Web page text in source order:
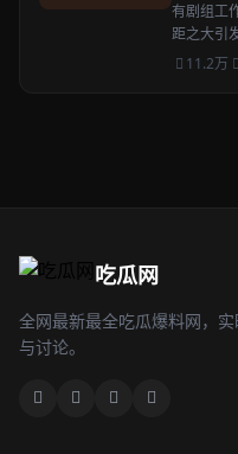
有剧组工
距之大引
搜。11.2万
吃瓜网
全网最新最全吃瓜爆料网，
与讨论。